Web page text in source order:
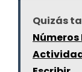
Quizás